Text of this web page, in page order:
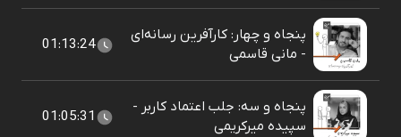
پنجاه و چهار: کارآفرین رسانه‌ای
- مانی قاسمی
01:13:24
پنجاه و سه: جلب اعتماد کاربر -
سپیده میر‌کریمی
01:05:31